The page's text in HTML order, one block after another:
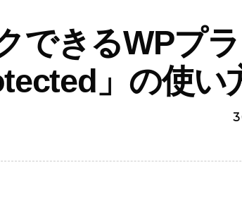
できるWPプ
」の使い